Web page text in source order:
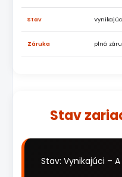
Stav
Záruka plná
Stav
Stav: Vynikajúci – A